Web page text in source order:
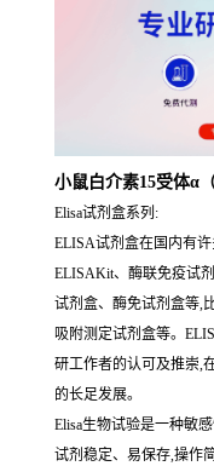
小鼠白介素15受体α
Elisa试剂盒系列:
ELISA试剂盒在国内有许
ELISAKit、酶联免疫试
试剂盒、酶免试剂盒等,
吸附测定试剂盒等。
研工作者的认可及推崇,
的长足发展。
Elisa生物试验是一种敏
试剂稳定、易保存,操作